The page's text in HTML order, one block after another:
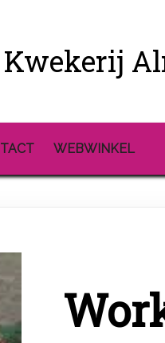
Kwekerij
WEBWINKEL